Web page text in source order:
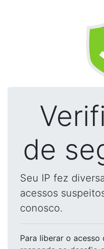
de
Seu IP fez
acessos
conosco.
Para liberar o acesso